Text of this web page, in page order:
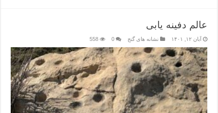
عالم دفینه یابی
آبان ۱۲, ۱۴۰۱ نشانه های گنج 0
558